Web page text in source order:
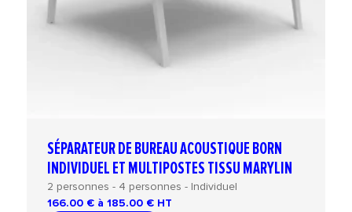
SÉPARATEUR DE BUREAU ACOUSTIQUE BORN
INDIVIDUEL ET MULTIPOSTES TISSU MARYLIN
2 personnes - 4 personnes - Individuel
166.00 € à 185.00 € HT